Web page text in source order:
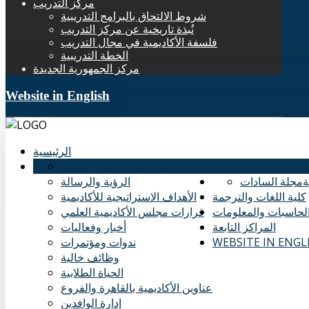
مركز التدريب
شروط الالتحاق بالبرامج التدريبية
نُبذة تاريخية عن مركز التدريب
فلسفة الأكاديمية في مجال التدريب
الخطة التدريبية
مركز الجمهورية الجديدة
Website in English
الرئيسية
الرؤية والرسالة
الأهداف الاستراتيجية للأكاديمية
قرارات مجلس الأكاديمية العلمي
أخبار وفعاليات
ندوات ومؤتمرات
وظائف خالية
الحياة الطلابية
عناوين الأكاديمية بالقاهرة والفروع
إدارة الوافدين
مجلة السادات
كلية اللغات والترجمة
والمعلومات
المراكز التابعة
WEBSITE IN